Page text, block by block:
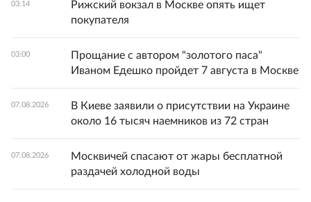
03:14
Рижский вокзал в Москве опять ищет
покупателя
03:00
Прощание с автором "золотого паса"
Иваном Едешко пройдет 7 августа в Москве
07.08.2026
В Киеве заявили о присутствии на Украине
около 16 тысяч наемников из 72 стран
07.08.2026
Москвичей спасают от жары бесплатной
раздачей холодной воды